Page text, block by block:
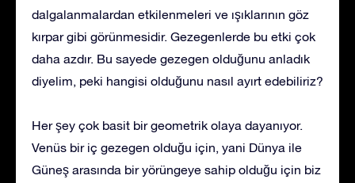
dalgalanmalardan etkilenmeleri ve ışıklarının göz
kırpar gibi görünmesidir. Gezegenlerde bu etki çok
daha azdır. Bu sayede gezegen olduğunu anladık
diyelim, peki hangisi olduğunu nasıl ayırt edebiliriz?
Her şey çok basit bir geometrik olaya dayanıyor.
Venüs bir iç gezegen olduğu için, yani Dünya ile
Güneş arasında bir yörüngeye sahip olduğu için biz